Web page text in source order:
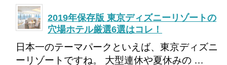
2019年保存版 東京ディズニーリゾートの
穴場ホテル厳選6選はコレ！
日本一のテーマパークといえば、東京ディズニ
ーリゾートですね。 大型連休や夏休みの …